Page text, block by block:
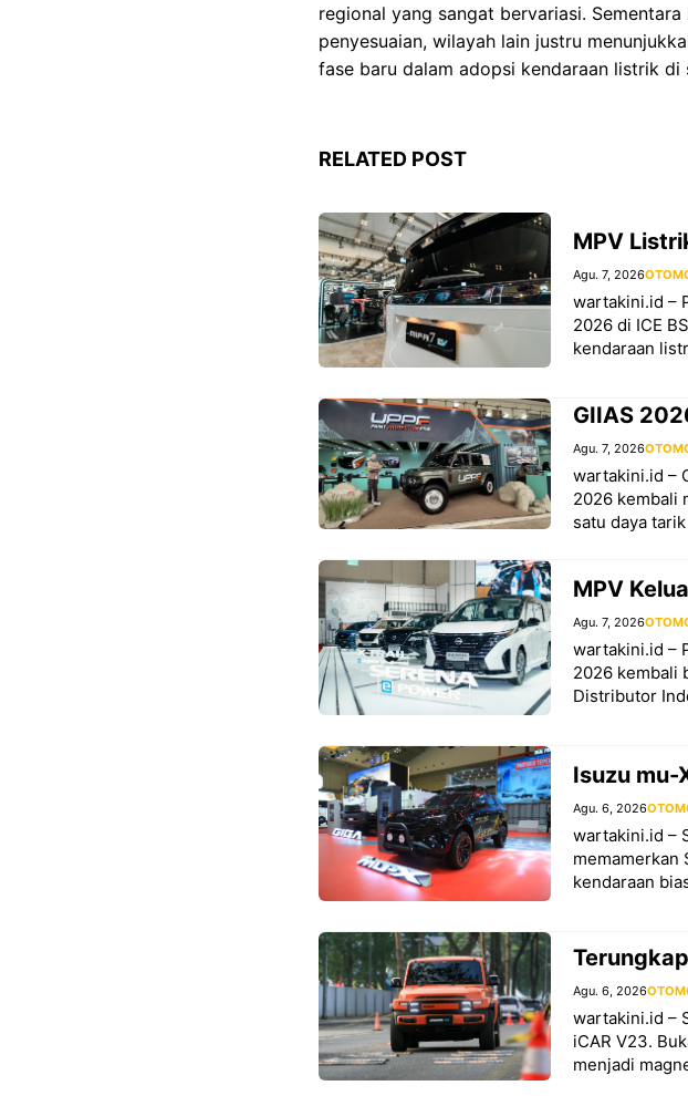
regional yang sangat bervariasi.
penyesuaian, wilayah lain justru
fase baru dalam adopsi kendaraan listrik di
RELATED POST
MPV
Agu. 7, 2026
wartakini.id –
2026 di ICE
kendaraan
GIIAS
Agu. 7, 2026
wartakini.id –
2026 kembali
satu daya
MPV
Agu. 7, 2026
wartakini.id –
2026 kembali
Distributor
Isuzu mu-
Agu. 6, 2026
wartakini.id –
memamerkan
kendaraan
Agu. 6, 2026
wartakini.id –
iCAR V23.
menjadi